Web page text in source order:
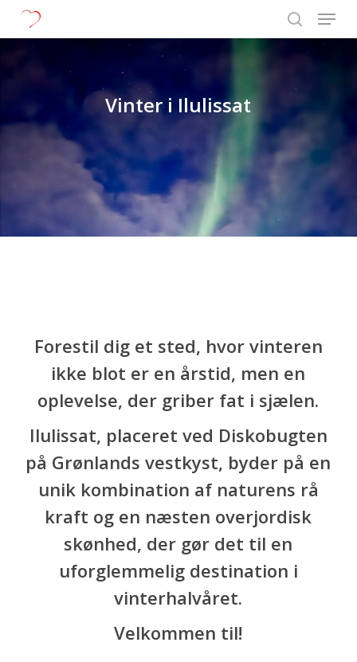
search
Menu
Vinter i Ilulissat
Forestil dig et sted, hvor vinteren
ikke blot er en årstid, men en
oplevelse, der griber fat i sjælen.
Ilulissat, placeret ved Diskobugten
på Grønlands vestkyst, byder på en
unik kombination af naturens rå
kraft og en næsten overjordisk
skønhed, der gør det til en
uforglemmelig destination i
vinterhalvåret.
Velkommen til!
Close